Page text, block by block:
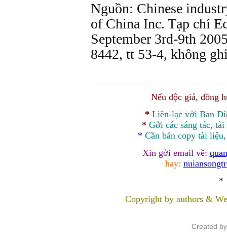
Nguồn: Chinese
of China Inc. Tạp chí
September 3rd-9th
8442, tt 53-4, không
Nếu độc giả, đồng
* Liên-lạc với Ban
* Gởi các sáng tác,
* Cần bản copy tài
Xin gởi email về:
hay:
*
Copyright by authors &
Created